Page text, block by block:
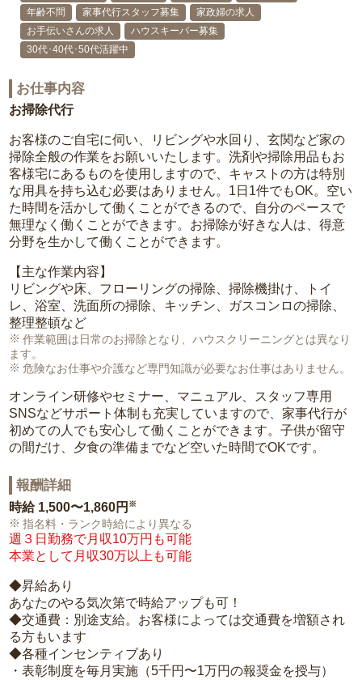
年齢不問
家事代行スタッフ募集
家政婦の求人
お手伝いさんの求人
ハウスキーパー募集
30代･40代･50代活躍中
お仕事内容
お掃除代行
お客様のご自宅に伺い、リビングや水回り、玄関など家の
掃除全般の作業をお願いいたします。洗剤や掃除用品もお
客様宅にあるものを使用しますので、キャストの方は特別
な用具を持ち込む必要はありません。1日1件でもOK。空い
た時間を活かして働くことができるので、自分のペースで
無理なく働くことができます。お掃除が好きな人は、得意
分野を生かして働くことができます。
【主な作業内容】
リビングや床、フローリングの掃除、掃除機掛け、トイ
レ、浴室、洗面所の掃除、キッチン、ガスコンロの掃除、
整理整頓など
作業範囲は日常のお掃除となり、ハウスクリーニングとは異なり
ます。
危険なお仕事や介護など専門知識が必要なお仕事はありません。
オンライン研修やセミナー、マニュアル、スタッフ専用
SNSなどサポート体制も充実していますので、家事代行が
初めての人でも安心して働くことができます。子供が留守
の間だけ、夕食の準備までなど空いた時間でOKです。
報酬詳細
時給 1,500〜1,860円 ※
指名料・ランク時給により異なる
週３日勤務で月収10万円も可能
本業として月収30万以上も可能
◆昇給あり
あなたのやる気次第で時給アップも可！
◆交通費：別途支給。お客様によっては交通費を増額され
る方もいます
◆各種インセンティブあり
・表彰制度を毎月実施（5千円〜1万円の報奨金を授与）